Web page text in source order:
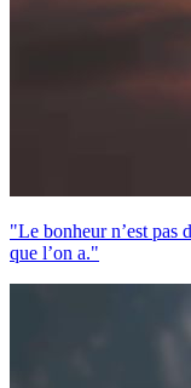
"Le bonheur n’est pas
que l’on a."